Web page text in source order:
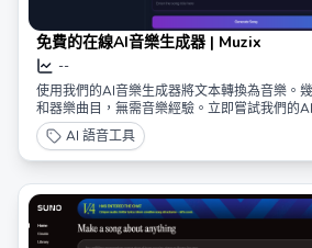
免費的在線AI音樂生成器 | Muzix
--
使用我們的AI音樂生成器將文本轉換為音樂。
和器樂曲目，無需音樂經驗。立即嘗試我們的
AI 語音工具